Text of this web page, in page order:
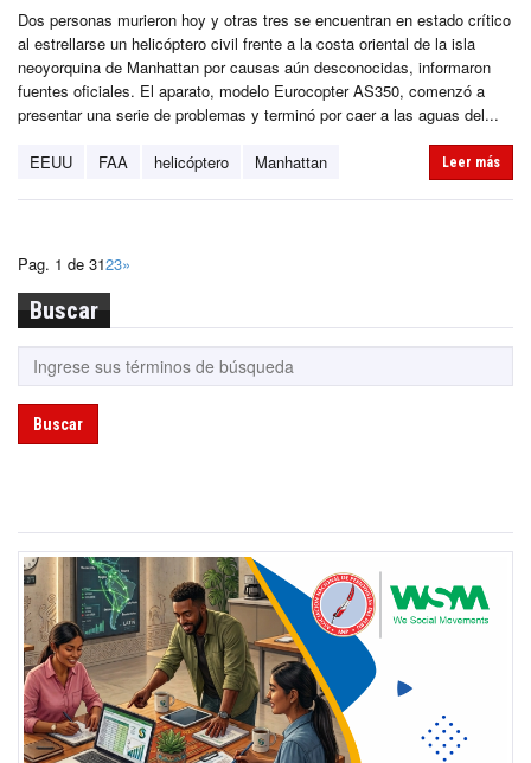
Dos personas murieron hoy y otras tres se encuentran en estado crítico
al estrellarse un helicóptero civil frente a la costa oriental de la isla
neoyorquina de Manhattan por causas aún desconocidas, informaron
fuentes oficiales. El aparato, modelo Eurocopter AS350, comenzó a
presentar una serie de problemas y terminó por caer a las aguas del...
EEUU FAA helicóptero Manhattan Leer más
Pag. 1 de 3123»
Buscar
Buscar